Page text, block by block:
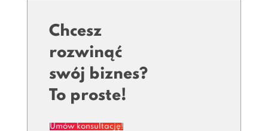
Chcesz
rozwinąć
swój biznes?
To proste!
Umów konsultację!